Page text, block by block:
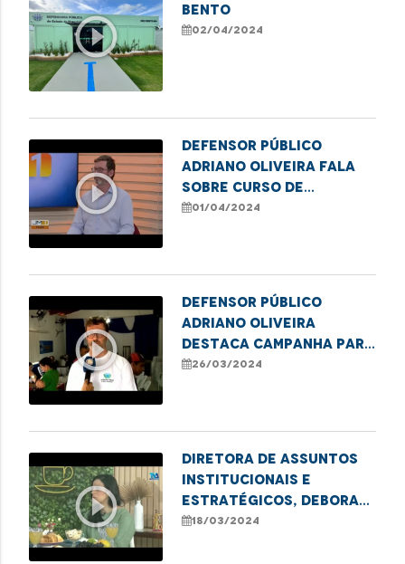
play_circle_outline
BENTO
02/04/2024
play_circle_outline
Defensor público
Adriano Oliveira fala
sobre curso de
formação de
01/04/2024
play_circle_outline
Defensor público
Adriano Oliveira
destaca campanha para
emissão de título de
26/03/2024
play_circle_outline
Diretora de Assuntos
Institucionais e
Estratégicos, Debora
Alcântara, fala sobre
18/03/2024